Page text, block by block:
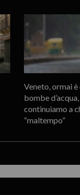
Veneto, ormai
bombe
continuiamo a
“maltempo”